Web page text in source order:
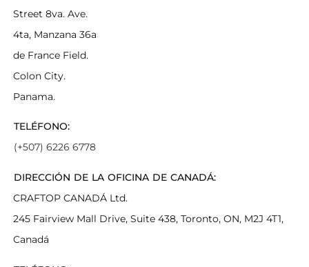
Street 8va. Ave.
4ta, Manzana 36a
de France Field.
Colon City.
Panama.
TELÉFONO:
(+507) 6226 6778
DIRECCIÓN DE LA OFICINA DE CANADÁ:
CRAFTOP CANADÁ Ltd.
245 Fairview Mall Drive, Suite 438, Toronto, ON, M2J 4T1,
Canadá